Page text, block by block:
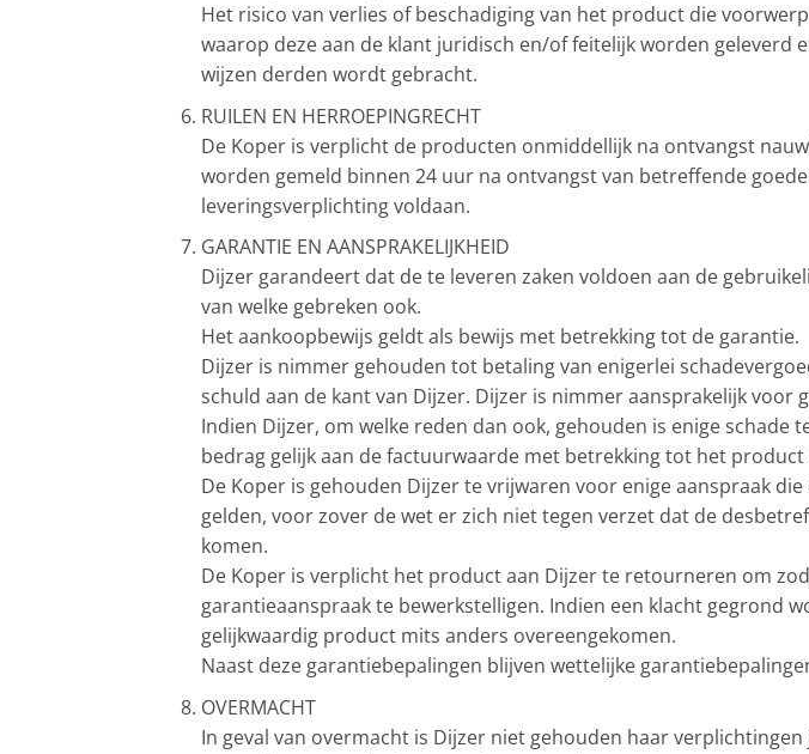
Het risico van verlies of beschadiging van het product die
waarop deze aan de klant juridisch en/of feitelijk worden geleverd
wijzen derden wordt gebracht.
RUILEN EN HERROEPINGRECHT
De Koper is verplicht de producten onmiddellijk na ontvangst
worden gemeld binnen 24 uur na ontvangst van betreffende
leveringsverplichting voldaan.
GARANTIE EN AANSPRAKELIJKHEID
Dijzer garandeert dat de te leveren zaken voldoen aan de
van welke gebreken ook.
Het aankoopbewijs geldt als bewijs met betrekking tot de garantie.
Dijzer is nimmer gehouden tot betaling van enigerlei
schuld aan de kant van Dijzer. Dijzer is nimmer aansprakelijk
Indien Dijzer, om welke reden dan ook, gehouden is enige
bedrag gelijk aan de factuurwaarde met betrekking tot het
De Koper is gehouden Dijzer te vrijwaren voor enige aanspraak
gelden, voor zover de wet er zich niet tegen verzet dat de
komen.
De Koper is verplicht het product aan Dijzer te retourneren om
garantieaanspraak te bewerkstelligen. Indien een klacht gegrond
gelijkwaardig product mits anders overeengekomen.
Naast deze garantiebepalingen blijven wettelijke
OVERMACHT
In geval van overmacht is Dijzer niet gehouden haar